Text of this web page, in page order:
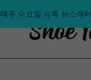
매주 수요일 슈톡 뉴스레터